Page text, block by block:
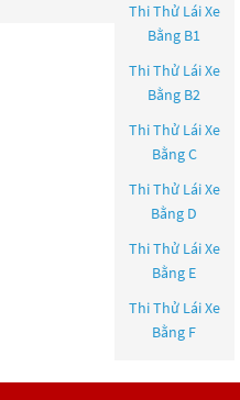
Thi Thử Lái Xe
Bằng B1
Thi Thử Lái Xe
Bằng B2
Thi Thử Lái Xe
Bằng C
Thi Thử Lái Xe
Bằng D
Thi Thử Lái Xe
Bằng E
Thi Thử Lái Xe
Bằng F